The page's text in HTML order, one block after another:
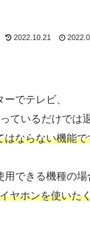
2022.10.21
でテレビ、
ているだけでは
はならない機能で
用できる機種の場
ヤホンを使いた